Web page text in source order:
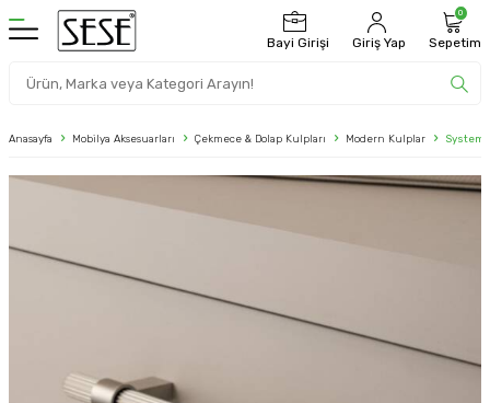
Bayi Girişi Giriş Yap
0
Sepetim
Anasayfa Mobilya Aksesuarları Çekmece & Dolap Kulpları Modern Kulplar System